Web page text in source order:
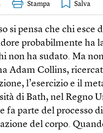
Stampa
si pensa che chi esce
probabilmente ha
non ha sudato. Ma
Adam Collins,
l’esercizio e il
di Bath, nel Regno
fa parte del processo di
del corpo.